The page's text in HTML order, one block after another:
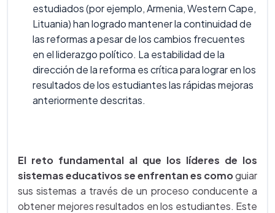
estudiados (por ejemplo, Armenia, Western Cape,
Lituania) han logrado mantener la continuidad de
las reformas a pesar de los cambios frecuentes
en el liderazgo político. La estabilidad de la
dirección de la reforma es crítica para lograr en los
resultados de los estudiantes las rápidas mejoras
anteriormente descritas.
El reto fundamental al que los líderes de los
sistemas educativos se enfrentan es comoguiar
sus sistemas a través de un proceso conducente a
obtener mejores resultados en los estudiantes. Este